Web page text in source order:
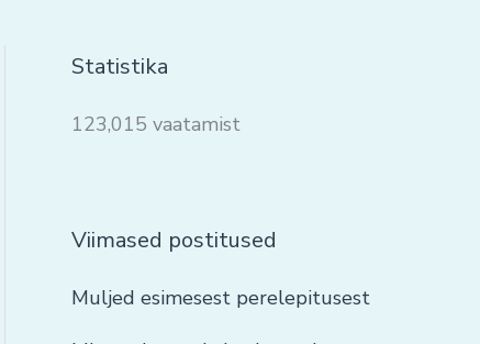
Statistika
123,015 vaatamist
Viimased postitused
Muljed esimesest perelepitusest